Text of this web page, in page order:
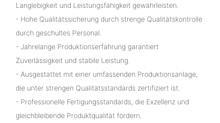
Langlebigkeit und Leistungsfähigkeit gewährleisten.
- Hohe Qualitätssicherung durch strenge Qualitätskontrolle
durch geschultes Personal.
- Jahrelange Produktionserfahrung garantiert
Zuverlässigkeit und stabile Leistung.
- Ausgestattet mit einer umfassenden Produktionsanlage,
die unter strengen Qualitätsstandards zertifiziert ist.
- Professionelle Fertigungsstandards, die Exzellenz und
gleichbleibende Produktqualität fördern.